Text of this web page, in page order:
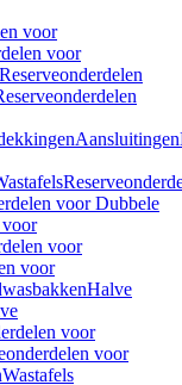
voor
voor
Reserveonderdelen
Aansluitingen
voor Dubbele
voor
voor
voor
Halve
voor
voor
Wastafels